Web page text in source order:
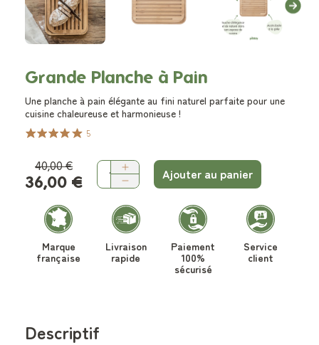
Grande Planche à Pain
5
Une planche à pain élégante au fini naturel parfaite pour une
cuisine chaleureuse et harmonieuse !
40,00 €
36,00 € Ajouter au panier
Marque
française
Livraison
rapide
Paiement
100%
sécurisé
Service
client
Descriptif